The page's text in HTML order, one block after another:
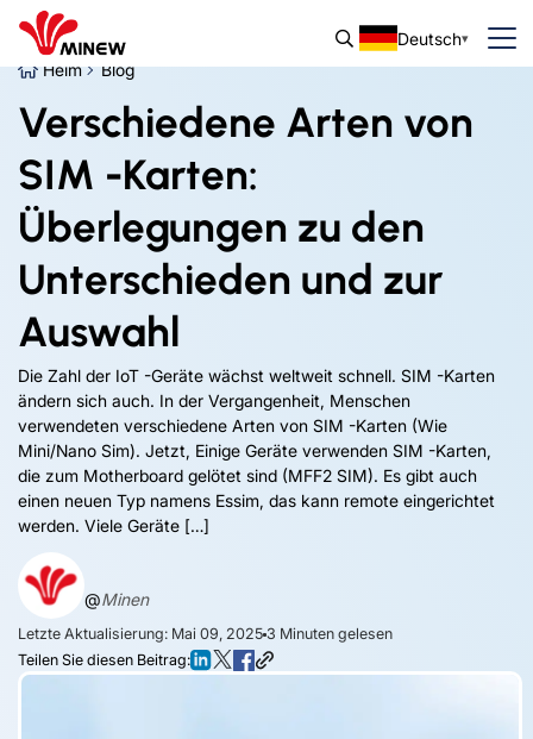
Deutsch
Heim
Blog
Verschiedene Arten von
SIM -Karten:
Überlegungen zu den
Unterschieden und zur
Auswahl
Die Zahl der IoT -Geräte wächst weltweit schnell. SIM -Karten
ändern sich auch. In der Vergangenheit, Menschen
verwendeten verschiedene Arten von SIM -Karten (Wie
Mini/Nano Sim). Jetzt, Einige Geräte verwenden SIM -Karten,
die zum Motherboard gelötet sind (MFF2 SIM). Es gibt auch
einen neuen Typ namens Essim, das kann remote eingerichtet
werden. Viele Geräte […]
@Minen
Letzte Aktualisierung: Mai 09, 2025 3 Minuten gelesen
Teilen Sie diesen Beitrag: